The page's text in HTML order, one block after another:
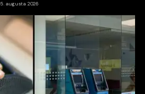
5. augusta 2026